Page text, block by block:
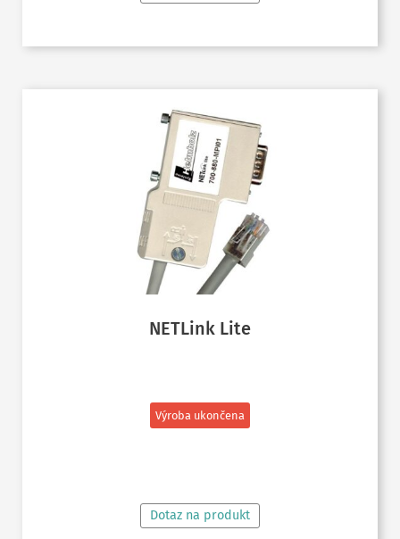
NETLink Lite
Výroba ukončena
Dotaz na produkt